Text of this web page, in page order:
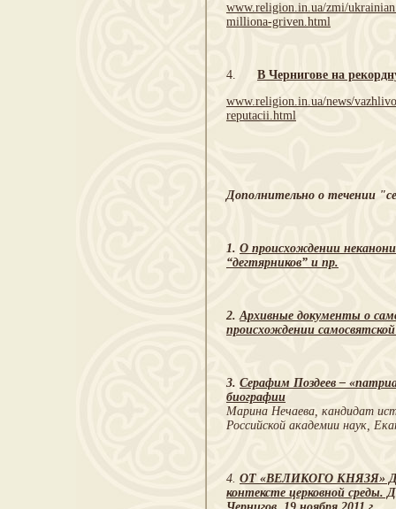
www.religion.in.ua/zmi/
milliona-griven.html
4. В Чернигове на
www.religion.in.ua/news/
reputacii.html
Дополнительно о течении
1. О происхождении
“дегтярников” и пр.
2.Архивные документы о
происхождении
3. Серафим Поздеев –
биографии
Марина Нечаева, кандидат
Российской академии наук,
4. ОТ «ВЕЛИКОГО КНЯЗЯ» ДО
контексте церковной среды.